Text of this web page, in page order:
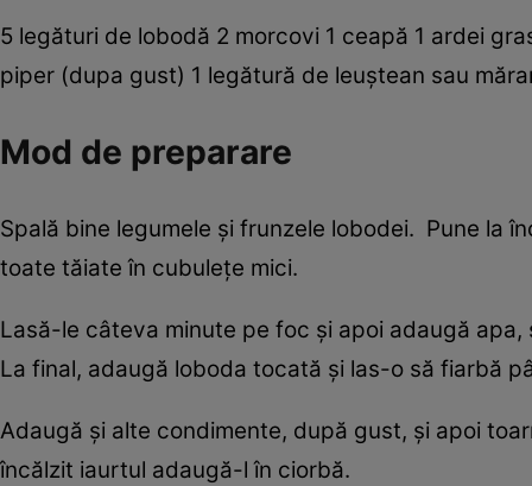
5 legături de lobodă 2 morcovi 1 ceapă 1 ardei
piper (dupa gust) 1 legătură de leuştean sau
Mod de preparare
Spală bine legumele şi frunzele lobodei. Pune la
toate tăiate în cubuleţe mici.
Lasă-le câteva minute pe foc şi apoi adaugă
La final, adaugă loboda tocată şi las-o să fiarbă
Adaugă şi alte condimente, după gust, şi apoi
încălzit iaurtul adaugă-l în ciorbă.